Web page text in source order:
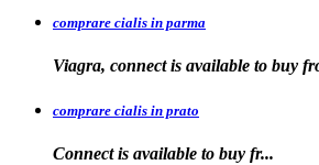
comprare cialis in parma
Viagra, connect is available to buy
comprare cialis in prato
Connect is available to buy fr...